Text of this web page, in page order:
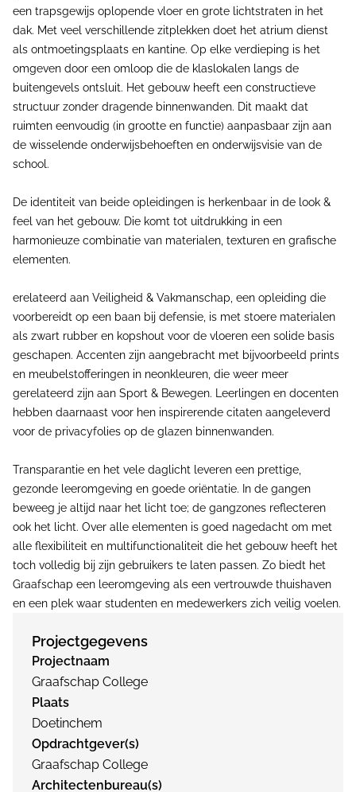
een trapsgewijs oplopende vloer en grote lichtstraten in het
dak. Met veel verschillende zitplekken doet het atrium dienst
als ontmoetingsplaats en kantine. Op elke verdieping is het
omgeven door een omloop die de klaslokalen langs de
buitengevels ontsluit. Het gebouw heeft een constructieve
structuur zonder dragende binnenwanden. Dit maakt dat
ruimten eenvoudig (in grootte en functie) aanpasbaar zijn aan
de wisselende onderwijsbehoeften en onderwijsvisie van de
school.
De identiteit van beide opleidingen is herkenbaar in de look &
feel van het gebouw. Die komt tot uitdrukking in een
harmonieuze combinatie van materialen, texturen en grafische
elementen.
erelateerd aan Veiligheid & Vakmanschap, een opleiding die
voorbereidt op een baan bij defensie, is met stoere materialen
als zwart rubber en kopshout voor de vloeren een solide basis
geschapen. Accenten zijn aangebracht met bijvoorbeeld prints
en meubelstofferingen in neonkleuren, die weer meer
gerelateerd zijn aan Sport & Bewegen. Leerlingen en docenten
hebben daarnaast voor hen inspirerende citaten aangeleverd
voor de privacyfolies op de glazen binnenwanden.
Transparantie en het vele daglicht leveren een prettige,
gezonde leeromgeving en goede oriëntatie. In de gangen
beweeg je altijd naar het licht toe; de gangzones reflecteren
ook het licht. Over alle elementen is goed nagedacht om met
alle flexibiliteit en multifunctionaliteit die het gebouw heeft het
toch volledig bij zijn gebruikers te laten passen. Zo biedt het
Graafschap een leeromgeving als een vertrouwde thuishaven
en een plek waar studenten en medewerkers zich veilig voelen.
Projectgegevens
Projectnaam
Graafschap College
Plaats
Doetinchem
Opdrachtgever(s)
Graafschap College
Architectenbureau(s)